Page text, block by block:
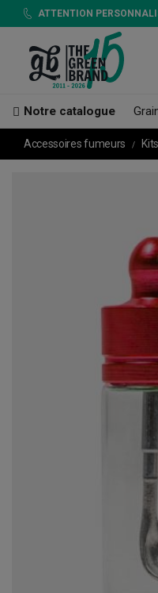
ATTENTION
Notre catalogue
Accessoires fumeurs